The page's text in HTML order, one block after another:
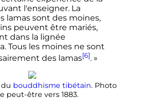
l'enseigner. La
lamas sont des moines,
peuvent être mariés,
dans la lignée
Tous les moines ne sont
des lamas[6]. »
bouddhisme tibétain. Photo
peut-être vers 1883.